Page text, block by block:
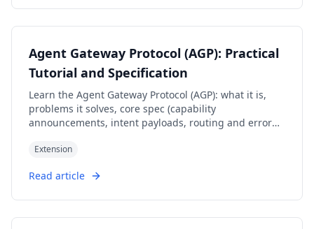
Agent Gateway Protocol (AGP): Practical
Tutorial and Specification
Learn the Agent Gateway Protocol (AGP): what it is,
problems it solves, core spec (capability
announcements, intent payloads, routing and error
simulation.
Extension
Read article